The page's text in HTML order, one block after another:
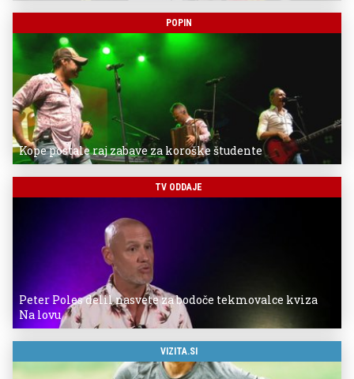
POPIN
Kope postale raj zabave za koroške študente
TV ODDAJE
Peter Poles delil nasvete za bodoče tekmovalce kviza
Na lovu
VIZITA.SI